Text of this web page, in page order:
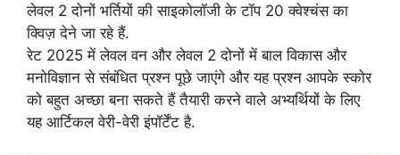
लेवल 2 दोनों भर्तियों की साइकोलॉजी के टॉप 20 क्वेश्चंस का
क्विज़ देने जा रहे हैं.
रेट 2025 में लेवल वन और लेवल 2 दोनों में बाल विकास और
मनोविज्ञान से संबंधित प्रश्न पूछे जाएंगे और यह प्रश्न आपके स्कोर
को बहुत अच्छा बना सकते हैं तैयारी करने वाले अभ्यर्थियों के लिए
यह आर्टिकल वेरी-वेरी इंपॉर्टेंट है.